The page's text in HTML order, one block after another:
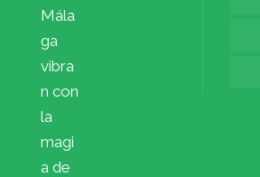
Mála
ga
vibra
n con
la
magi
a de